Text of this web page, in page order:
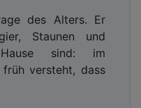
des Alters. Er
Staunen und
sind: im
versteht, dass